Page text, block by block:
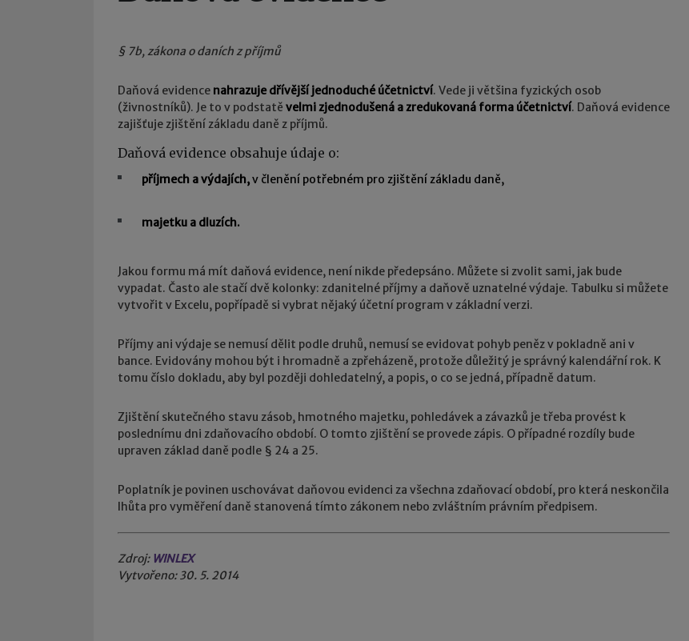
§ 7b, zákona o daních z příjmů
Daňová evidence nahrazuje dřívější jednoduché účetnictví. Vede ji většina fyzických osob
(živnostníků). Je to v podstatě velmi zjednodušená a zredukovaná forma účetnictví. Daňová evidence
zajišťuje zjištění základu daně z příjmů.
Daňová evidence obsahuje údaje o:
příjmech a výdajích,v členění potřebném pro zjištění základu daně,
majetku a dluzích.
Jakou formu má mít daňová evidence, není nikde předepsáno. Můžete si zvolit sami, jak bude
vypadat. Často ale stačí dvě kolonky: zdanitelné příjmy a daňově uznatelné výdaje. Tabulku si můžete
vytvořit v Excelu, popřípadě si vybrat nějaký účetní program v základní verzi.
Příjmy ani výdaje se nemusí dělit podle druhů, nemusí se evidovat pohyb peněz v pokladně ani v
bance. Evidovány mohou být i hromadně a zpřeházeně, protože důležitý je správný kalendářní rok. K
tomu číslo dokladu, aby byl později dohledatelný, a popis, o co se jedná, případně datum.
Zjištění skutečného stavu zásob, hmotného majetku, pohledávek a závazků je třeba provést k
poslednímu dni zdaňovacího období. O tomto zjištění se provede zápis. O případné rozdíly bude
upraven základ daně podle § 24 a 25.
Poplatník je povinen uschovávat daňovou evidenci za všechna zdaňovací období, pro která neskončila
lhůta pro vyměření daně stanovená tímto zákonem nebo zvláštním právním předpisem.
Zdroj: WINLEX
Vytvořeno: 30. 5. 2014